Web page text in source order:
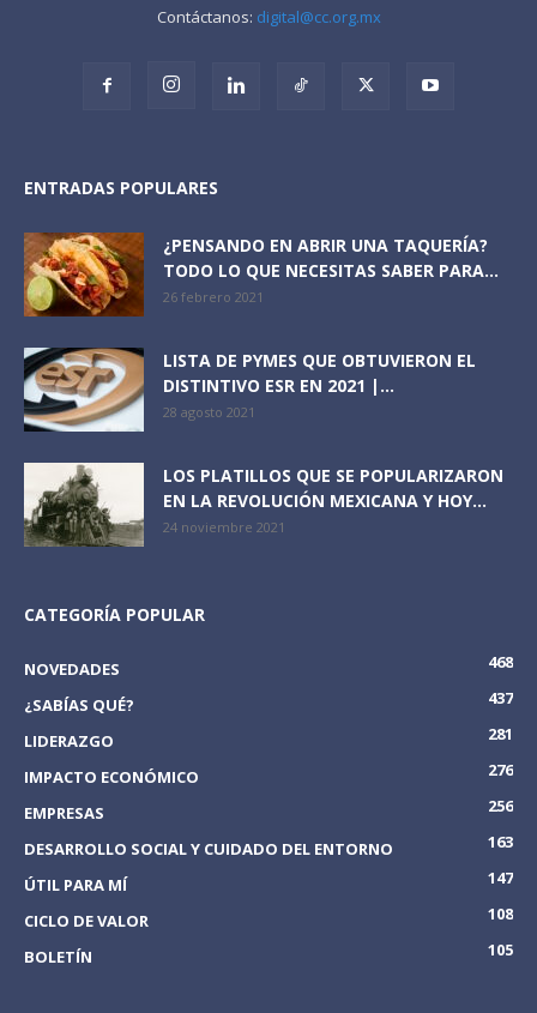
Contáctanos: digital@cc.org.mx
ENTRADAS POPULARES
¿PENSANDO EN ABRIR UNA TAQUERÍA?
TODO LO QUE NECESITAS SABER PARA...
26 febrero 2021
LISTA DE PYMES QUE OBTUVIERON EL
DISTINTIVO ESR EN 2021 |...
28 agosto 2021
LOS PLATILLOS QUE SE POPULARIZARON
EN LA REVOLUCIÓN MEXICANA Y HOY...
24 noviembre 2021
CATEGORÍA POPULAR
NOVEDADES
468
¿SABÍAS QUÉ?
437
LIDERAZGO
281
IMPACTO ECONÓMICO
276
EMPRESAS
256
DESARROLLO SOCIAL Y CUIDADO DEL ENTORNO
163
ÚTIL PARA MÍ
147
CICLO DE VALOR
108
BOLETÍN
105